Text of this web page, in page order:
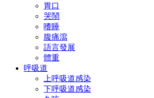
胃口
哭鬧
嗜睡
腹痛瀉
語言發展
體重
呼吸道
上呼吸道感染
下呼吸道感染